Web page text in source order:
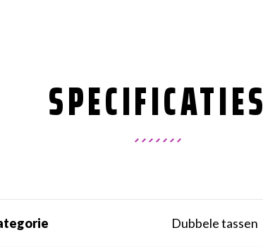
SPECIFICATIES
Dubbele tassen